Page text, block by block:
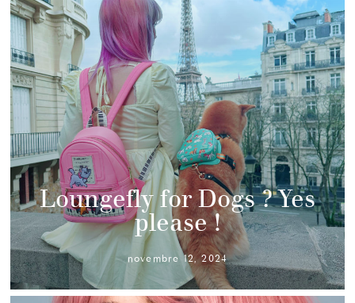
Loungefly for Dogs ? Yes
please !
novembre 12, 2024